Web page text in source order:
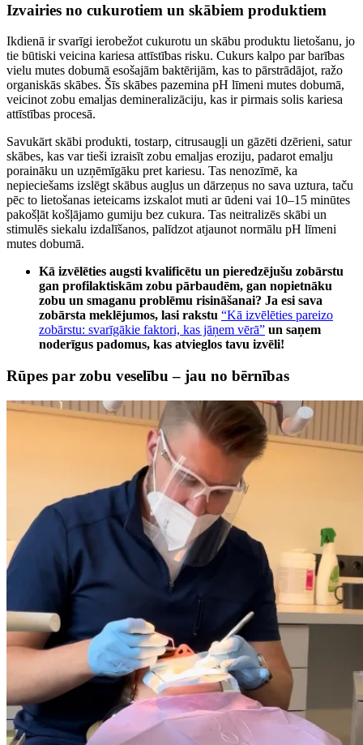
Izvairies no cukurotiem un skābiem produktiem
Ikdienā ir svarīgi ierobežot cukurotu un skābu produktu lietošanu, jo
tie būtiski veicina kariesa attīstības risku. Cukurs kalpo par barības
vielu mutes dobumā esošajām baktērijām, kas to pārstrādājot, ražo
organiskās skābes. Šīs skābes pazemina pH līmeni mutes dobumā,
veicinot zobu emaljas demineralizāciju, kas ir pirmais solis kariesa
attīstības procesā.
Savukārt skābi produkti, tostarp, citrusaugļi un gāzēti dzērieni, satur
skābes, kas var tieši izraisīt zobu emaljas eroziju, padarot emalju
poraināku un uzņēmīgāku pret kariesu. Tas nenozīmē, ka
nepieciešams izslēgt skābus augļus un dārzeņus no sava uztura, taču
pēc to lietošanas ieteicams izskalot muti ar ūdeni vai 10–15 minūtes
pakošļāt košļājamo gumiju bez cukura. Tas neitralizēs skābi un
stimulēs siekalu izdalīšanos, palīdzot atjaunot normālu pH līmeni
mutes dobumā.
Kā izvēlēties augsti kvalificētu un pieredzējušu zobārstu
gan profilaktiskām zobu pārbaudēm, gan nopietnāku
zobu un smaganu problēmu risināšanai? Ja esi sava
zobārsta meklējumos, lasi rakstu “Kā izvēlēties pareizo
zobārstu: svarīgākie faktori, kas jāņem vērā” un saņem
noderīgus padomus, kas atvieglos tavu izvēli!
Rūpes par zobu veselību – jau no bērnības